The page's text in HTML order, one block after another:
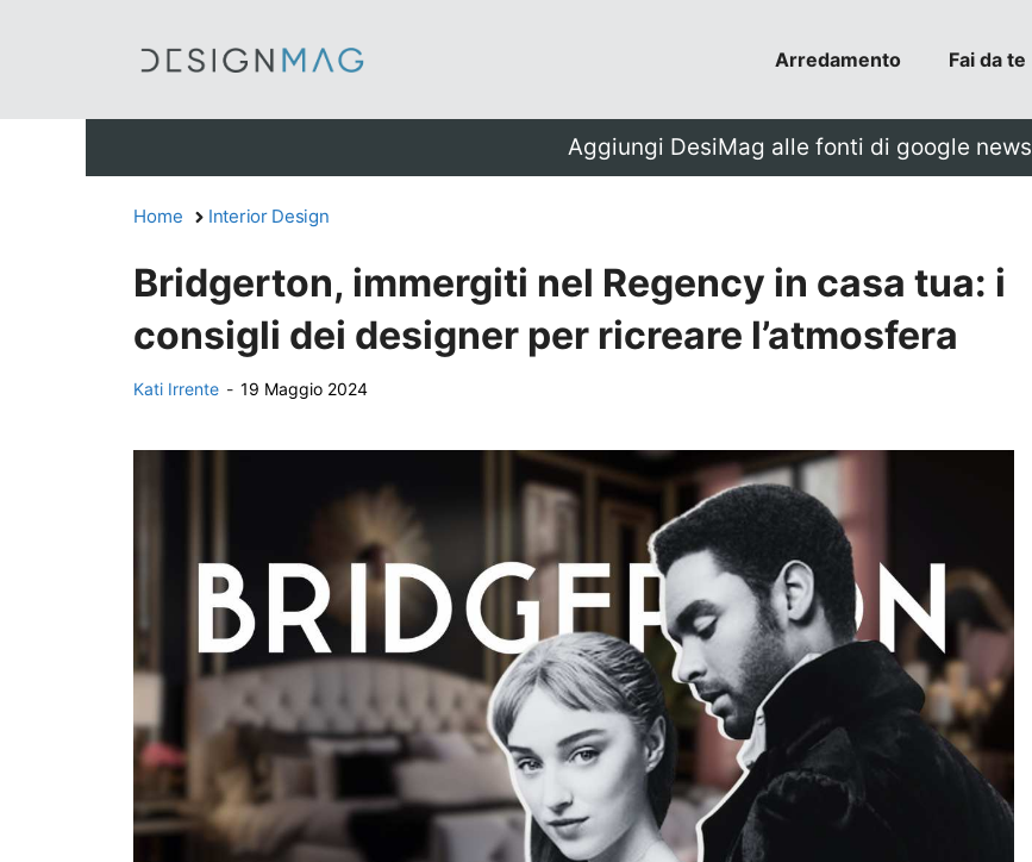
Arredamento Fai da te
Aggiungi DesiMag alle fonti di google news
Home Interior Design
Bridgerton, immergiti nel Regency in casa tua: i
consigli dei designer per ricreare l’atmosfera
Kati Irrente - 19 Maggio 2024